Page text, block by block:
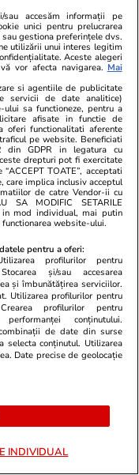
28 iul.
un an: cu ce
autostrăzile din
28 iul.
Un „dom de
extreme,
27 iul.
un nou capitol.
schimba
au șansa
de
mare folos
sau accesăm informații pe
unici pentru prelucrarea
gestiona preferințele dvs.
utilizării unui interes legitim
Aceste alegeri
vor afecta navigarea. Mai
si agentiile de publicitate
servicii de date analitice)
sa functioneze, pentru a
afisate in functie de
oferi functionalitati aferente
pe website. Beneficiati
din GDPR in legatura cu
drepturi pot fi exercitate
TOATE”, acceptati
care implica inclusiv acceptul
de catre Vendor-ii cu
SA MODIFIC SETARILE
in mod individual, mai putin
website-ului.
pentru a oferi:
profilurilor pentru
și/sau accesarea
și îmbunătățirea serviciilor.
Utilizarea profilurilor pentru
profilurilor pentru
conținutului.
de date din surse
conținutul. Utilizarea
Date precise de geolocație
INDIVIDUAL